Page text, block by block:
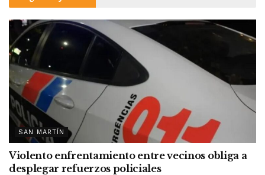
SAN MARTÍN
Violento enfrentamiento entre vecinos obliga a
desplegar refuerzos policiales